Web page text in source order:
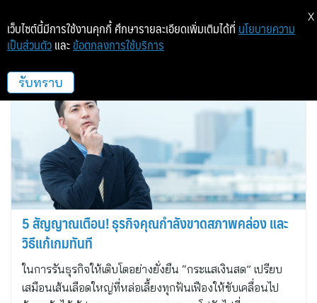
ไอเอฟเอส แคปปิตอล
5 สัญญาณเตือน! ธุรกิจคุณกำลังขาดสภาพคล่อง และ
วิธีแก้เกมทันที
ในการรันธุรกิจให้เติบโตอย่างยั่งยืน “กระแสเงินสด” เปรียบ
เสมือนเส้นเลือดใหญ่ที่หล่อเลี้ยงทุกฟันเฟืองให้ขับเคลื่อนไป
เว็บไซต์นี้มีการใช้งานคุกกี้ ศึกษารายละเอียดเพิ่มเติมได้ที่ นโยบายความ
เป็นส่วนตัว และ ข้อตกลงการใช้บริการ
รับทราบ
X